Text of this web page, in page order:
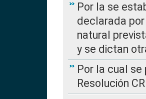
Por la se
declarada
natural
y se dictan
Por la cual
Resolución